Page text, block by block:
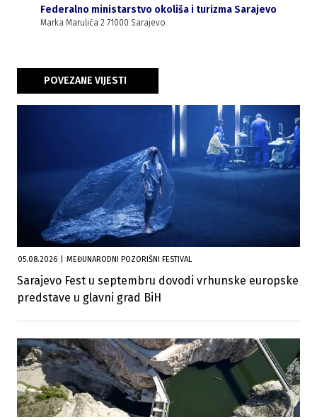
Federalno ministarstvo okoliša i turizma Sarajevo
Marka Marulića 2 71000 Sarajevo
POVEZANE VIJESTI
05.08.2026 MEĐUNARODNI POZORIŠNI FESTIVAL
Sarajevo Fest u septembru dovodi vrhunske europske
predstave u glavni grad BiH